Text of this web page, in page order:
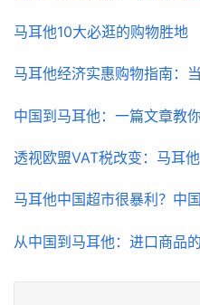
马耳他10大必逛的购物胜地
马耳他经济实惠购物指南：
中国到马耳他：一篇文章教
透视欧盟VAT税改变：马耳
马耳他中国超市很暴利？中
从中国到马耳他：进口商品